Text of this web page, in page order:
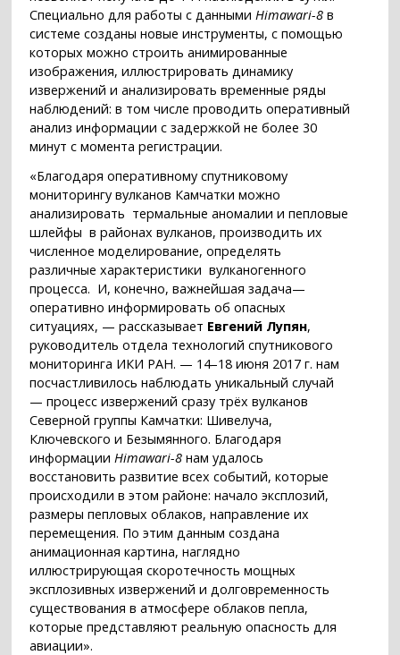
Специально для работы с даннымиHimawari-8 в
системе созданы новые инструменты, с помощью
которых можно строить анимированные
изображения, иллюстрировать динамику
извержений и анализировать временные ряды
наблюдений: в том числе проводить оперативный
анализ информации с задержкой не более 30
минут с момента регистрации.
«Благодаря оперативному спутниковому
мониторингу вулканов Камчатки можно
анализировать термальные аномалии и пепловые
шлейфы в районах вулканов, производить их
численное моделирование, определять
различные характеристики вулканогенного
процесса. И, конечно, важнейшая задача—
оперативно информировать об опасных
ситуациях, — рассказывает Евгений Лупян,
руководитель отдела технологий спутникового
мониторинга ИКИ РАН. — 14–18 июня 2017 г. нам
посчастливилось наблюдать уникальный случай
— процесс извержений сразу трёх вулканов
Северной группы Камчатки: Шивелуча,
Ключевского и Безымянного. Благодаря
информации Himawari-8 нам удалось
восстановить развитие всех событий, которые
происходили в этом районе: начало эксплозий,
размеры пепловых облаков, направление их
перемещения. По этим данным создана
анимационная картина, наглядно
иллюстрирующая скоротечность мощных
эксплозивных извержений и долговременность
существования в атмосфере облаков пепла,
которые представляют реальную опасность для
авиации».